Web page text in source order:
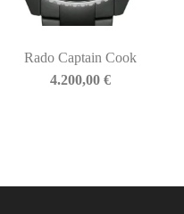
Rado Captain Cook
4.200,00€